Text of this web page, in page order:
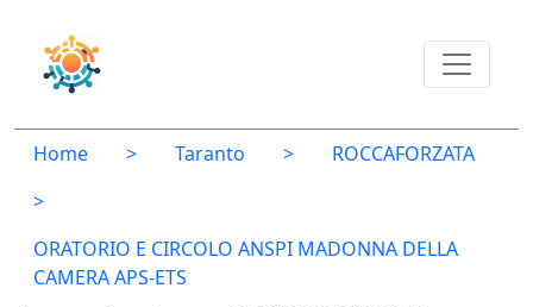
Home > Taranto >
ROCCAFORZATA
>
ORATORIO E CIRCOLO ANSPI MADONNA DELLA
CAMERA APS-ETS